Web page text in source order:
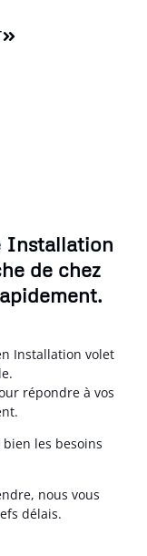
Installation
de chez
Installation volet
répondre à vos
bien les besoins
nous vous
délais.